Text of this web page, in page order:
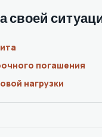
своей
погашения
нагрузки